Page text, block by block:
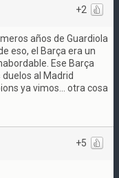
+2
años de Guardiola
eso, el Barça era un
Ese Barça
al Madrid
ya vimos... otra cosa
+5